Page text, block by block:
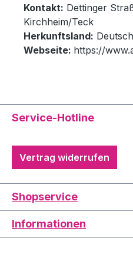
Kontakt: Dettinger
Kirchheim/Teck
Herkunftsland:
Webseite: https://
Service-Hotline
Vertrag widerrufen
Shopservice
Informationen